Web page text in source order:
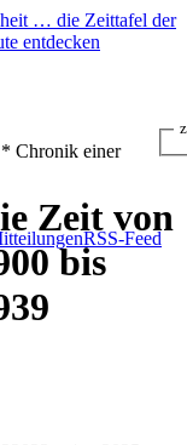
… die Zeittafel der
entdecken
Chronik einer
RSS-Feed
Zeit von
bis